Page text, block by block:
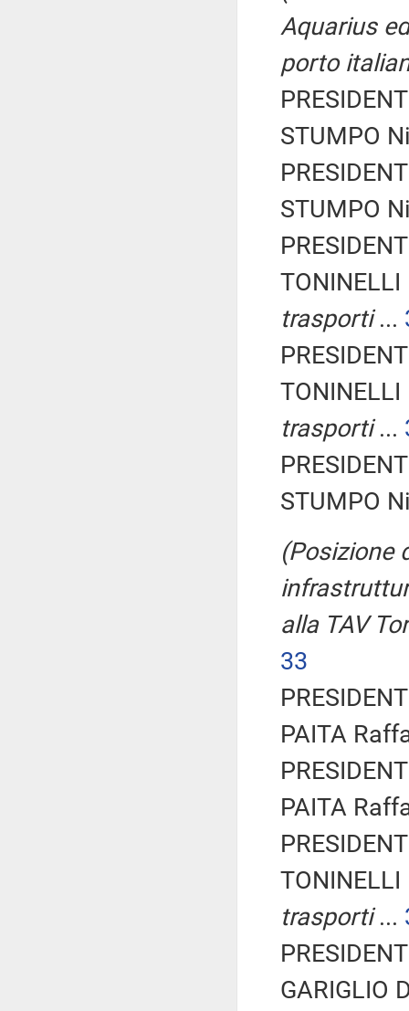
Aquarius
porto
STUMPO
STUMPO
trasporti...
trasporti...
STUMPO
(Posizione
alla TAV
33
PAITA
PAITA
trasporti...
GARIGLIO